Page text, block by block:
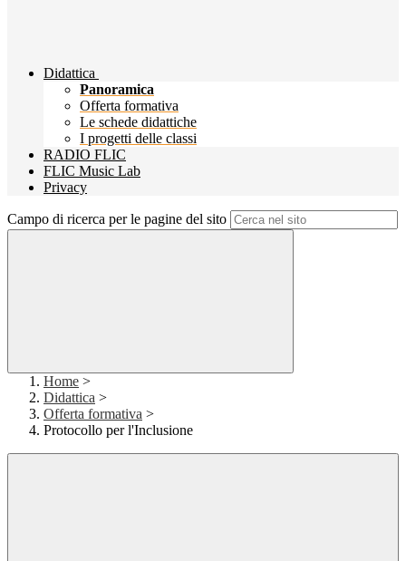
Didattica
Panoramica
Offerta formativa
Le schede didattiche
I progetti delle classi
RADIO FLIC
FLIC Music Lab
Privacy
Campo di ricerca per le pagine del sito
Home >
Didattica >
Offerta formativa >
Protocollo per l'Inclusione